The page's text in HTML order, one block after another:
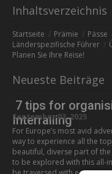
Inhaltsverzeichnis
Startseite Prämie Pässe
Länderspezifische Führer
Planen Sie Ihre Reise!
Neueste Beiträge
7 tips for
Interrailing
September 03, 2025
For Europe’s most avid
way to experience all the
beautiful, diverse part of
to be explored with this all-